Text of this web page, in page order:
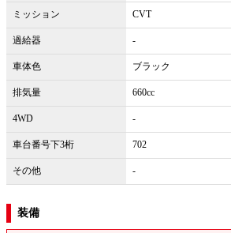
ミッション CVT
過給器 -
車体色 ブラック
排気量 660cc
4WD -
車台番号下3桁 702
その他 -
装備